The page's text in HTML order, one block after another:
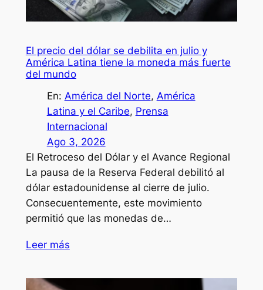
El precio del dólar se debilita en julio y
América Latina tiene la moneda más fuerte
del mundo
En: América del Norte, América
Latina y el Caribe, Prensa
Internacional
Ago 3, 2026
El Retroceso del Dólar y el Avance Regional
La pausa de la Reserva Federal debilitó al
dólar estadounidense al cierre de julio.
Consecuentemente, este movimiento
permitió que las monedas de…
Leer más